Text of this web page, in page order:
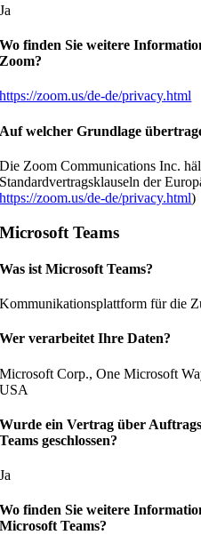
Ja
Wo finden Sie weitere
Zoom?
https://zoom.us/de-de/privacy.html
Auf welcher Grundlage
Die Zoom Communications Inc.
Standardvertragsklauseln der
https://zoom.us/de-de/privacy.html)
Microsoft Teams
Was ist Microsoft Teams?
Kommunikationsplattform für die
Wer verarbeitet Ihre Daten?
Microsoft Corp., One Microsoft
USA
Wurde ein Vertrag über
Teams geschlossen?
Ja
Wo finden Sie weitere
Microsoft Teams?